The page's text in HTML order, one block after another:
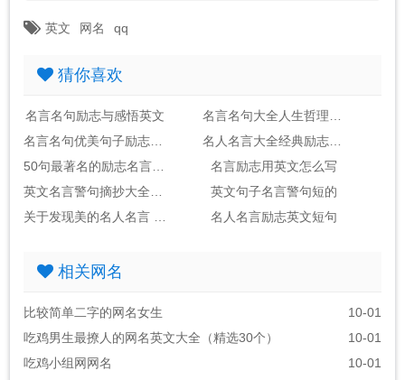
英文 网名 qq
猜你喜欢
名言名句励志与感悟英文
名言名句大全人生哲理与感悟英文
名言名句优美句子励志英文
名人名言大全经典励志短句英文
50句最著名的励志名言英文
名言励志用英文怎么写
英文名言警句摘抄大全100句
英文句子名言警句短的
关于发现美的名人名言 英文
名人名言励志英文短句
相关网名
比较简单二字的网名女生
10-01
吃鸡男生最撩人的网名英文大全（精选30个）
10-01
吃鸡小组网网名
10-01